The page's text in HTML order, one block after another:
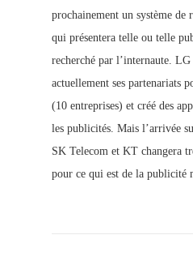
prochainement un système de
qui présentera telle ou telle
recherché par l’internaute.
actuellement ses partenariats
(10 entreprises) et créé des
les publicités. Mais l’arrivée
SK Telecom et KT changera
pour ce qui est de la